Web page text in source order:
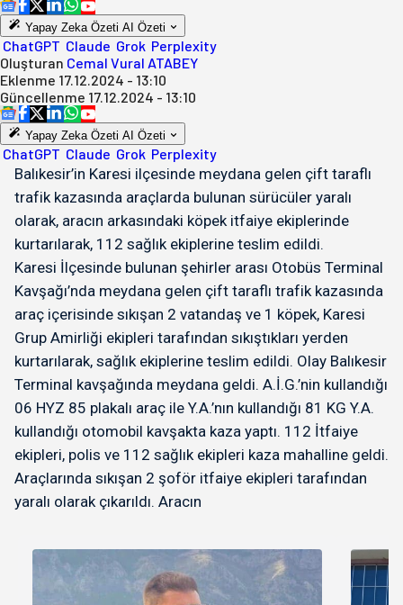
Yapay Zeka Özeti AI Özeti
ChatGPT Claude Grok Perplexity
Oluşturan Cemal Vural ATABEY
Eklenme 17.12.2024 - 13:10
Güncellenme 17.12.2024 - 13:10
Yapay Zeka Özeti AI Özeti
ChatGPT Claude Grok Perplexity
Balıkesir’in Karesi ilçesinde meydana gelen çift taraflı
trafik kazasında araçlarda bulunan sürücüler yaralı
olarak, aracın arkasındaki köpek itfaiye ekiplerinde
kurtarılarak, 112 sağlık ekiplerine teslim edildi.
Karesi İlçesinde bulunan şehirler arası Otobüs Terminal
Kavşağı’nda meydana gelen çift taraflı trafik kazasında
araç içerisinde sıkışan 2 vatandaş ve 1 köpek, Karesi
Grup Amirliği ekipleri tarafından sıkıştıkları yerden
kurtarılarak, sağlık ekiplerine teslim edildi. Olay Balıkesir
Terminal kavşağında meydana geldi. A.İ.G.’nin kullandığı
06 HYZ 85 plakalı araç ile Y.A.’nın kullandığı 81 KG Y.A.
kullandığı otomobil kavşakta kaza yaptı. 112 İtfaiye
ekipleri, polis ve 112 sağlık ekipleri kaza mahalline geldi.
Araçlarında sıkışan 2 şoför itfaiye ekipleri tarafından
yaralı olarak çıkarıldı. Aracın